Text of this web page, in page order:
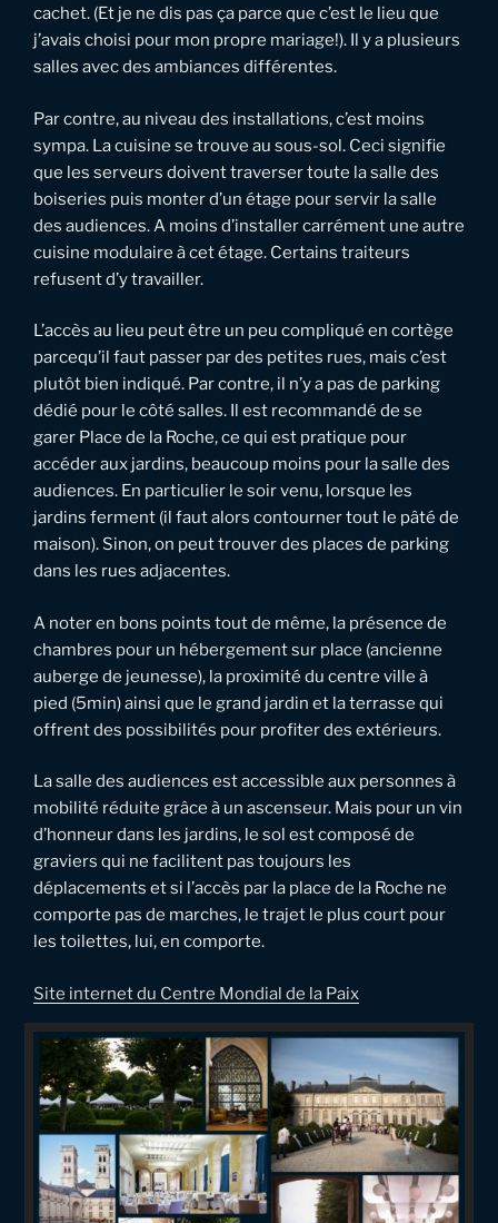
cachet. (Et je ne dis pas ça parce que c’est le lieu que
j’avais choisi pour mon propre mariage!). Il y a plusieurs
salles avec des ambiances différentes.
Par contre, au niveau des installations, c’est moins
sympa. La cuisine se trouve au sous-sol. Ceci signifie
que les serveurs doivent traverser toute la salle des
boiseries puis monter d’un étage pour servir la salle
des audiences. A moins d’installer carrément une autre
cuisine modulaire à cet étage. Certains traiteurs
refusent d’y travailler.
L’accès au lieu peut être un peu compliqué en cortège
parcequ’il faut passer par des petites rues, mais c’est
plutôt bien indiqué. Par contre, il n’y a pas de parking
dédié pour le côté salles. Il est recommandé de se
garer Place de la Roche, ce qui est pratique pour
accéder aux jardins, beaucoup moins pour la salle des
audiences. En particulier le soir venu, lorsque les
jardins ferment (il faut alors contourner tout le pâté de
maison). Sinon, on peut trouver des places de parking
dans les rues adjacentes.
A noter en bons points tout de même, la présence de
chambres pour un hébergement sur place (ancienne
auberge de jeunesse), la proximité du centre ville à
pied (5min) ainsi que le grand jardin et la terrasse qui
offrent des possibilités pour profiter des extérieurs.
La salle des audiences est accessible aux personnes à
mobilité réduite grâce à un ascenseur. Mais pour un vin
d’honneur dans les jardins, le sol est composé de
graviers qui ne facilitent pas toujours les
déplacements et si l’accès par la place de la Roche ne
comporte pas de marches, le trajet le plus court pour
les toilettes, lui, en comporte.
Site internet du Centre Mondial de la Paix